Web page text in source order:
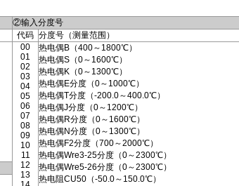
②输入分度号
代码 分度号（测量范围）
00
01
02
03
04
05
06
07
08
09
10
11
12
13
热电偶B（400～1800℃）
热电偶S（0～1600℃）
热电偶K（0～1300℃）
热电偶E分度（0～1000℃）
热电偶T分度（-200.0～400.0℃）
热电偶J分度（0～1200℃）
热电偶R分度（0～1600℃）
热电偶N分度（0～1300℃）
热电偶F2分度（700～2000℃）
热电偶Wre3-25分度（0～2300℃）
热电偶Wre5-26分度（0～2300℃）
热电阻CU50（-50.0～150.0℃）